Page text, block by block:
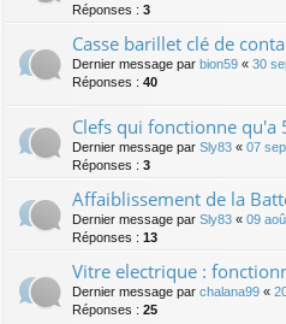
Réponses : 3
Casse barillet clé de
Dernier message par bion59 « 30
Réponses : 40
Clefs qui fonctionne qu'a
Dernier message par Sly83 « 07
Réponses : 3
Affaiblissement de la
Dernier message par Sly83 « 09
Réponses : 13
Vitre electrique :
Dernier message par chalana99 «
Réponses : 25